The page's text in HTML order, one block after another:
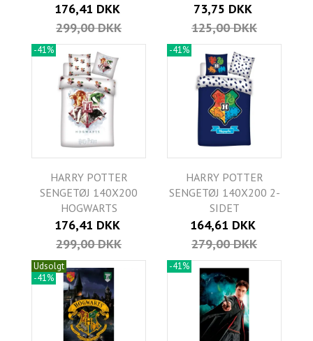
176,41 DKK
299,00 DKK
73,75 DKK
125,00 DKK
-41%
HARRY POTTER
SENGETØJ 140X200
HOGWARTS
176,41 DKK
299,00 DKK
-41%
HARRY POTTER
SENGETØJ 140X200 2-
SIDET
164,61 DKK
279,00 DKK
Udsolgt
-41%
-41%